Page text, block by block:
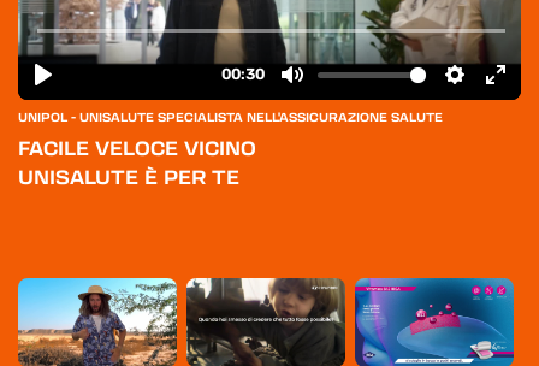
UNIPOL - UNISALUTE SPECIALISTA NELL'ASSICURAZIONE SALUTE
FACILE VELOCE VICINO
UNISALUTE È PER TE